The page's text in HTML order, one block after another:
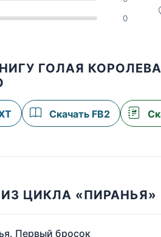
0
ГОЛАЯ
Скачать FB2
ЦИКЛА «ПИРАНЬЯ»
Первый бросок